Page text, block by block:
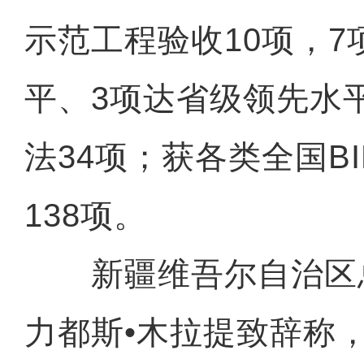
示范工程验收10项，7
平、3项达省级领先水
法34项；获各类全国
138项。
新疆维吾尔自治区
力都斯•木拉提致辞称